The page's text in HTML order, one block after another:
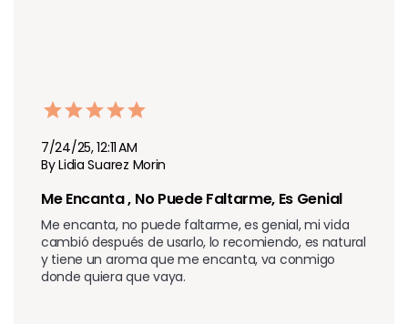
7/24/25, 12:11 AM
By Lidia Suarez Morin
Me Encanta , No Puede Faltarme, Es Genial
Me encanta, no puede faltarme, es genial, mi vida
cambió después de usarlo, lo recomiendo, es natural
y tiene un aroma que me encanta, va conmigo
donde quiera que vaya.